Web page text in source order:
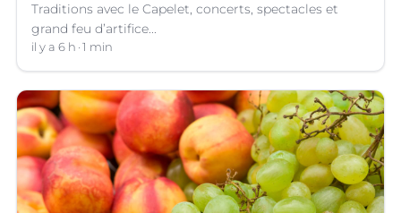
Traditions avec le Capelet, concerts, spectacles et
grand feu d’artifice...
il y a 6 h 1 min